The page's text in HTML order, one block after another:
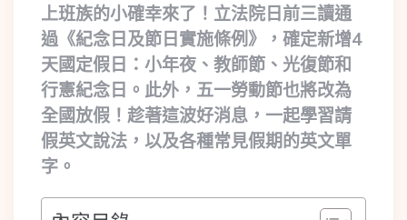
上班族的小確幸來了！立法院日前三讀通
過《紀念日及節日實施條例》，確定新增4
天國定假日：小年夜、教師節、光復節和
行憲紀念日。此外，五一勞動節也將改為
全國放假！趁著這波好消息，一起學習請
假英文說法，以及各種常見假期的英文單
字。